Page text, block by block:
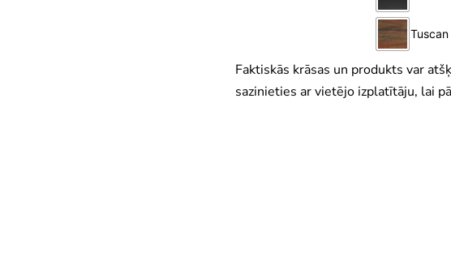
Faktiskās krāsas un produkts var
sazinieties ar vietējo izplatītāju, lai